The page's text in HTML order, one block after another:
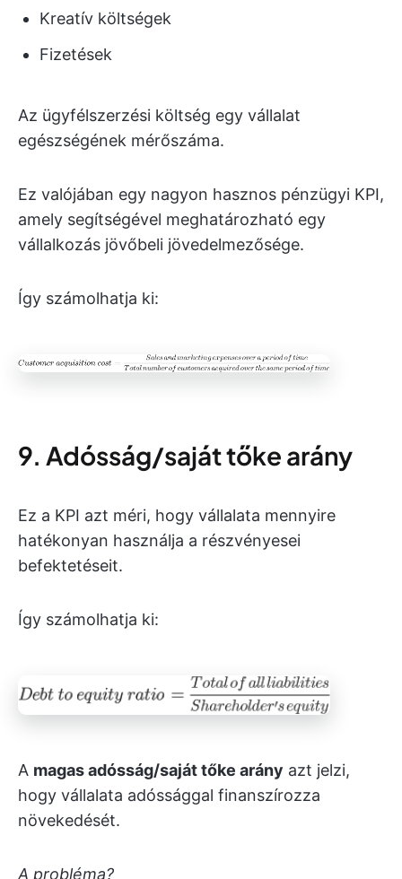
Kreatív költségek
Fizetések
Az ügyfélszerzési költség egy vállalat
egészségének mérőszáma.
Ez valójában egy nagyon hasznos pénzügyi KPI,
amely segítségével meghatározható egy
vállalkozás jövőbeli jövedelmezősége.
Így számolhatja ki:
9. Adósság/saját tőke arány
Ez a KPI azt méri, hogy vállalata mennyire
hatékonyan használja a részvényesei
befektetéseit.
Így számolhatja ki:
A magas adósság/saját tőke arány azt jelzi,
hogy vállalata adóssággal finanszírozza
növekedését.
A probléma?